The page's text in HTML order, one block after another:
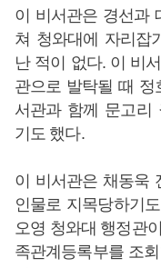
이 비서관은 경선과
쳐 청와대에 자리잡
난 적이 없다. 이 비
관으로 발탁될 때 정
서관과 함께 문고리
기도 했다.
이 비서관은 채동욱
인물로 지목당하기
오영 청와대 행정관
족관계등록부를 조